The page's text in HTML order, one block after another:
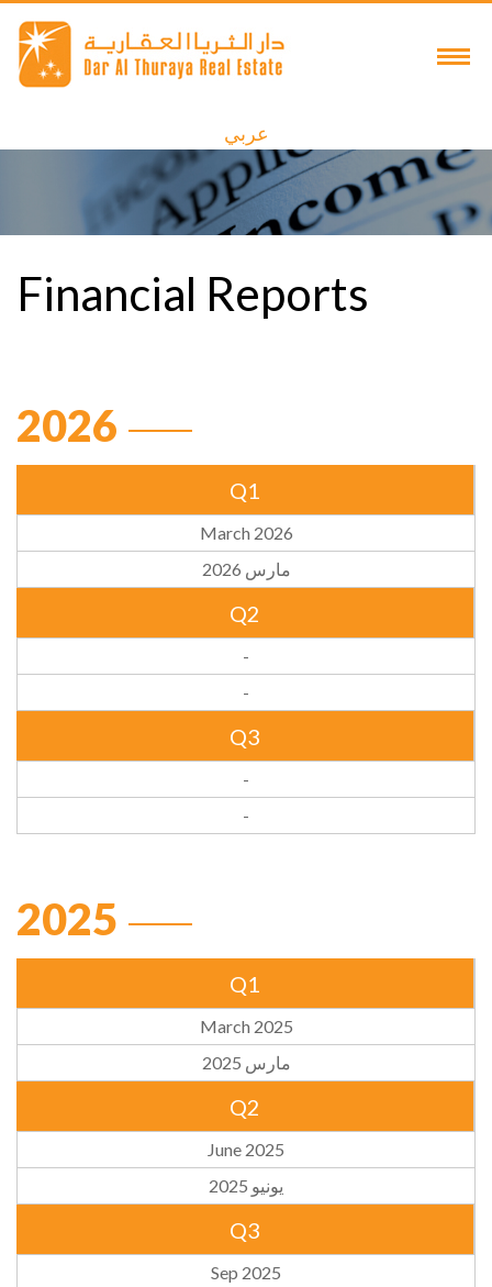
عربي
Financial Reports
2026
Q1
March 2026
مارس 2026
Q2
-
-
Q3
-
-
2025
Q1
March 2025
مارس 2025
Q2
June 2025
يونيو 2025
Q3
Sep 2025